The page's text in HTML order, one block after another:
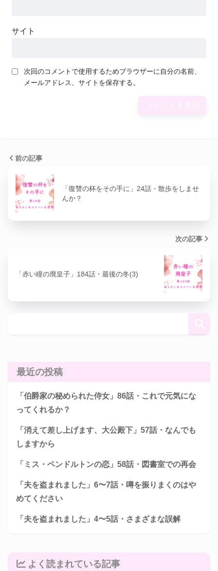
サイト
次回のコメントで使用するためブラウザーに自分の名前、
メールアドレス、サイトを保存する。
前の記事
「復讐の杯をその手に」24話・散歩をしませ
んか？
次の記事
「赤い瞳の廃皇子」184話・最後の冬(3)
最近の投稿
「伯爵家の秘められた侍女」86話・これで元気にな
ってくれるか？
「消えて差し上げます、大公殿下」57話・なんでも
しますから
「ミス・ペンドルトンの恋」58話・図書室での再会
「夫を盗まれました」6〜7話・噂を振りまくのはや
めてください
「夫を盗まれました」4〜5話・さまざまな誤解
よく読まれている記事